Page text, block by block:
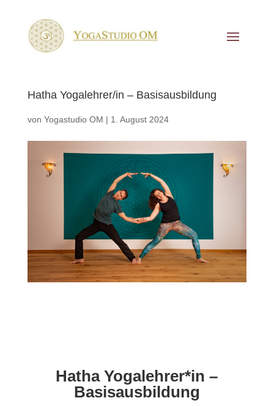
Hatha Yogalehrer/in – Basisausbildung
von Yogastudio OM | 1. August 2024
Hatha Yogalehrer*in –
Basisausbildung